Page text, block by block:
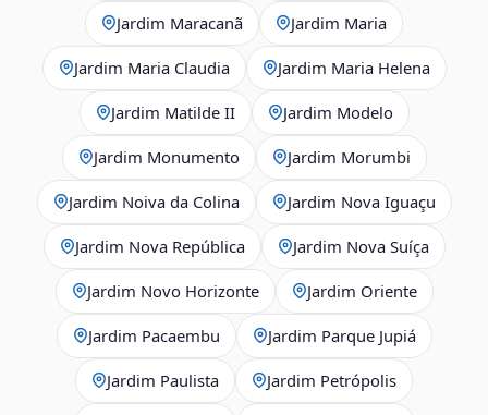
Jardim Maracanã Jardim Maria
Jardim Maria Claudia Jardim Maria Helena
Jardim Matilde II Jardim Modelo
Jardim Monumento Jardim Morumbi
Jardim Noiva da Colina Jardim Nova Iguaçu
Jardim Nova República Jardim Nova Suíça
Jardim Novo Horizonte Jardim Oriente
Jardim Pacaembu Jardim Parque Jupiá
Jardim Paulista Jardim Petrópolis